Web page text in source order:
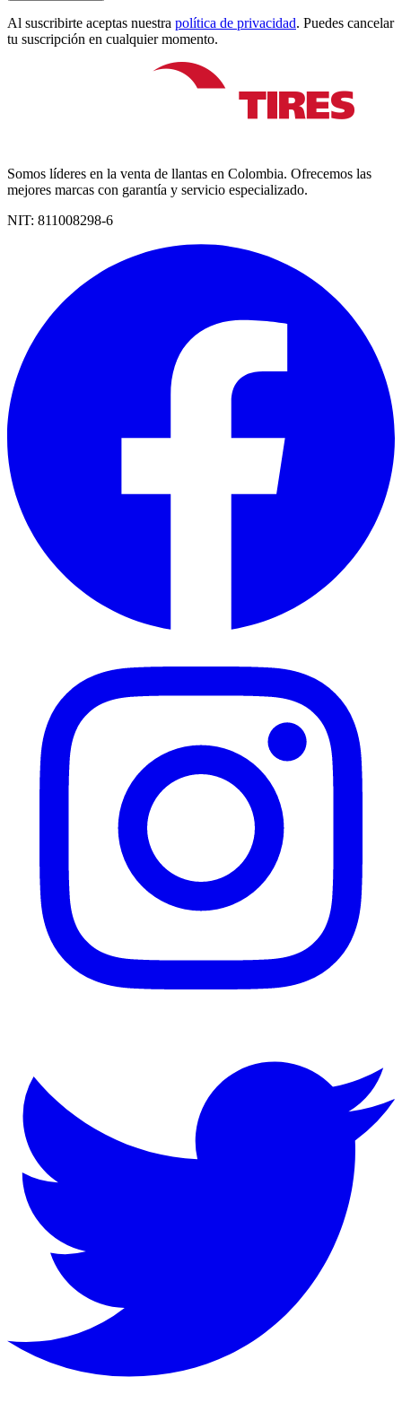
Al suscribirte aceptas nuestra política de privacidad. Puedes cancelar
tu suscripción en cualquier momento.
Somos líderes en la venta de llantas en Colombia. Ofrecemos las
mejores marcas con garantía y servicio especializado.
NIT: 811008298-6